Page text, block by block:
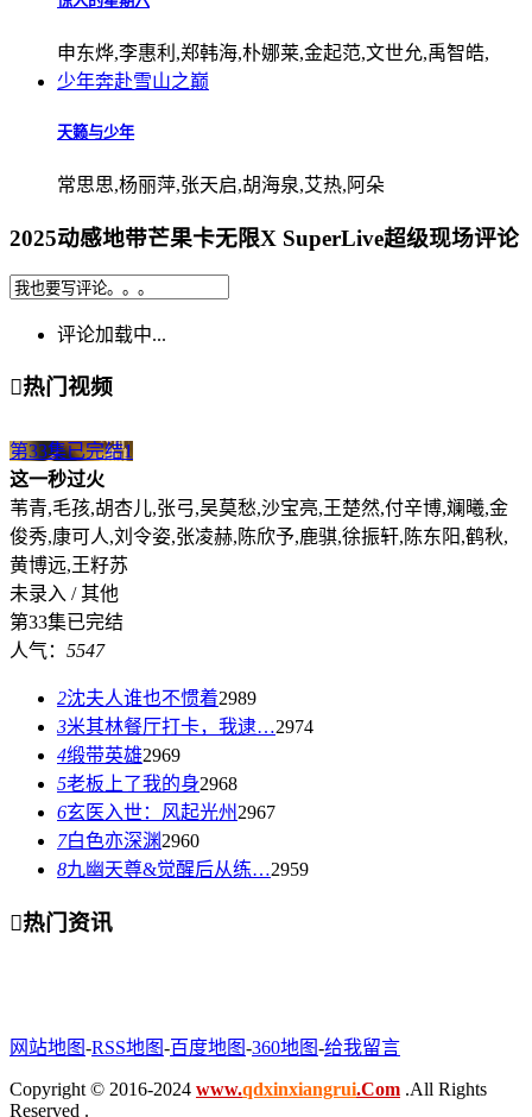
申东烨,李惠利,郑韩海,朴娜莱,金起范,文世允,禹智皓,
少年奔赴雪山之巅
天籁与少年
常思思,杨丽萍,张天启,胡海泉,艾热,阿朵
2025动感地带芒果卡无限X SuperLive超级现场评论
评论加载中...
热门视频
第33集已完结1
这一秒过火
苇青,毛孩,胡杏儿,张弓,吴莫愁,沙宝亮,王楚然,付辛博,斓曦,金
俊秀,康可人,刘令姿,张凌赫,陈欣予,鹿骐,徐振轩,陈东阳,鹤秋,
黄博远,王籽苏
未录入 / 其他
第33集已完结
人气： 5547
2沈夫人谁也不惯着2989
3米其林餐厅打卡，我逮…2974
4缎带英雄2969
5老板上了我的身2968
6玄医入世：风起光州 2967
7白色亦深渊2960
8九幽天尊&觉醒后从练…2959
热门资讯
网站地图-RSS地图-百度地图-360地图-给我留言
Copyright © 2016-2024 www.qdxinxiangrui.Com .All Rights
Reserved .